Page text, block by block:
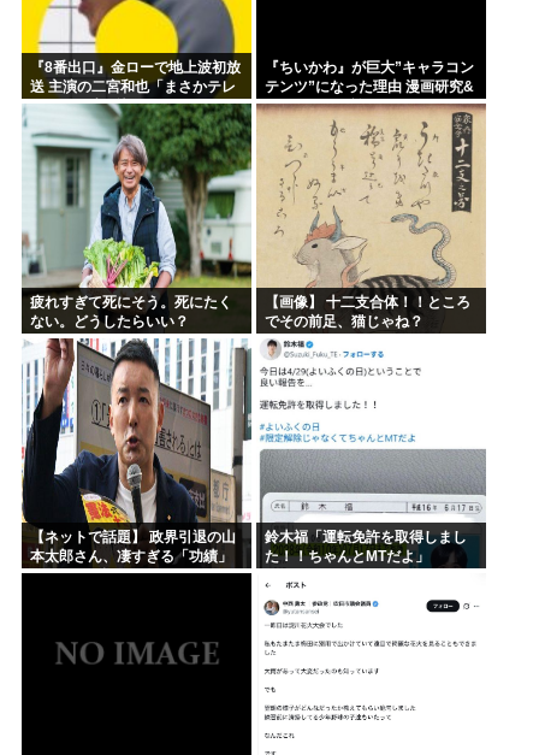
『8番出口』金ローで地上波初放
送 主演の二宮和也「まさかテレ
ビにまで迷い込んでしまうと
『ちいかわ』が巨大”キャラコン
テンツ”になった理由 漫画研究&
キャラクター論から紐解く
疲れすぎて死にそう。死にたく
ない。どうしたらいい？
【画像】 十二支合体！！ところ
でその前足、猫じゃね？
【ネットで話題】 政界引退の山
本太郎さん、凄すぎる「功績」
がネットで話題に → ｗｗｗｗｗ
鈴木福「運転免許を取得しまし
た！！ちゃんとMTだよ」